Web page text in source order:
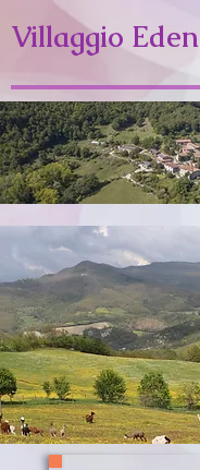
Villaggio Eden